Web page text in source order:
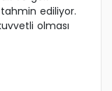
ediliyor.
olması